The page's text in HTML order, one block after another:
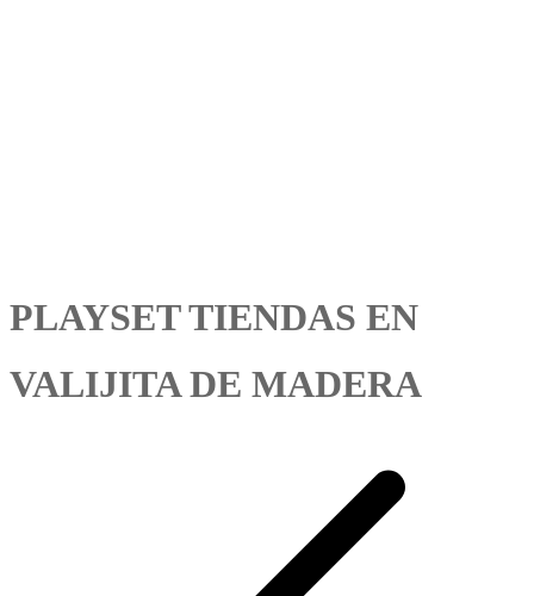
PLAYSET TIENDAS EN
VALIJITA DE MADERA